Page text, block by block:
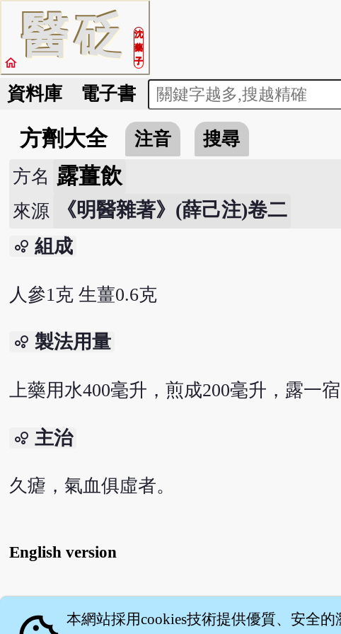
醫砭
沈
藥
子
home
資料庫 電子書
方劑大全 注音
搜尋
方名 露薑飲
來源 《明醫雜著》(薛己注)卷二
bubble_chart 組成
人參1克 生薑0.6克
bubble_chart 製法用量
上藥用水400毫升，煎成200毫升，露一宿
bubble_chart 主治
久瘧，氣血俱虛者。
English version
關於 |
本網站採用cookies技術提供優質、安全